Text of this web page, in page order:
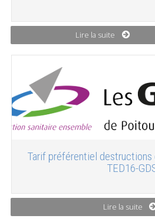
Lire la suite
Tarif préférentiel destructions
TED16-
Lire la suite